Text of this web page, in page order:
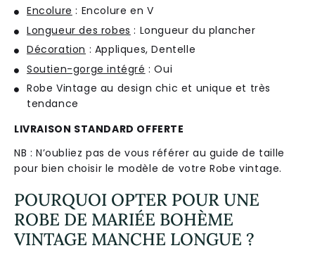
Encolure : Encolure en V
Longueur des robes : Longueur du plancher
Décoration : Appliques, Dentelle
Soutien-gorge intégré : Oui
Robe Vintage au design chic et unique et très
tendance
LIVRAISON STANDARD OFFERTE
NB : N’oubliez pas de vous référer au guide de taille
pour bien choisir le modèle de votre Robe vintage.
POURQUOI OPTER POUR UNE
ROBE DE MARIÉE BOHÈME
VINTAGE MANCHE LONGUE ?